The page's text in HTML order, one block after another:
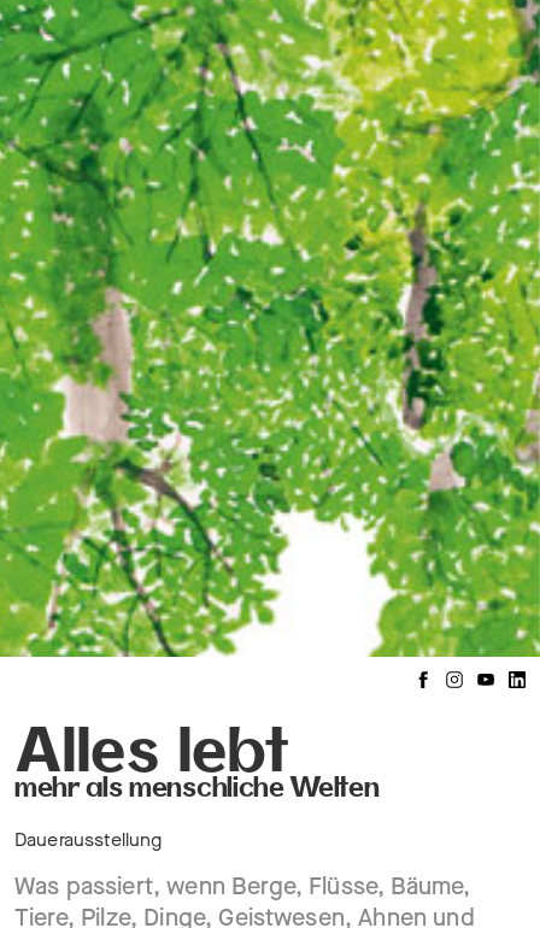
Alles lebt
mehr als menschliche Welten
Dauerausstellung
Was passiert, wenn Berge, Flüsse, Bäume,
Tiere, Pilze, Dinge, Geistwesen, Ahnen und